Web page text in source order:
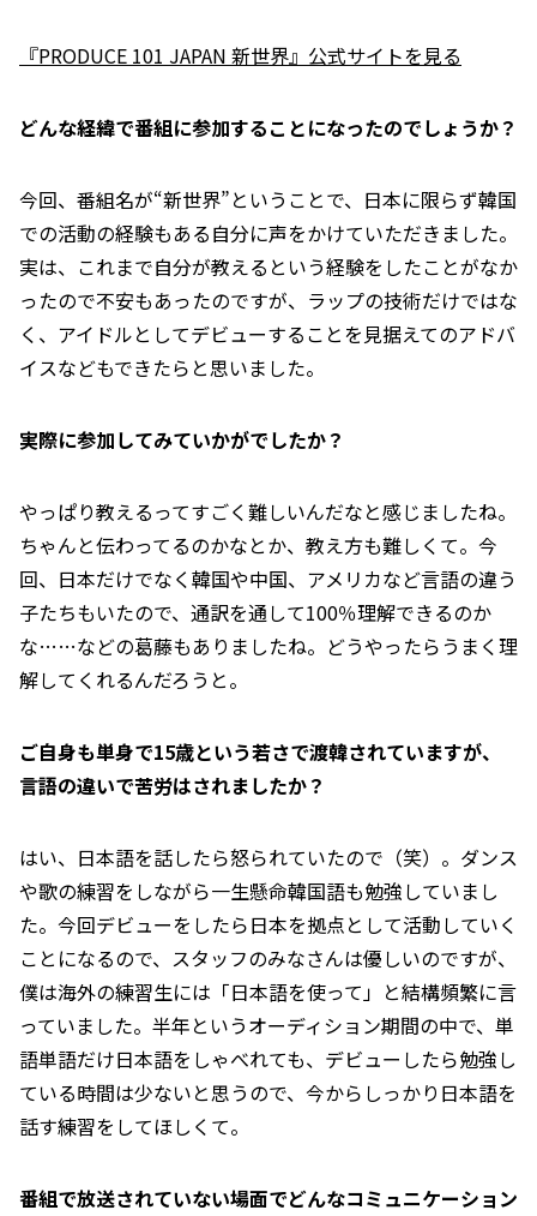
『PRODUCE 101 JAPAN 新世界』公式サイトを見る
――どんな経緯で番組に参加することになったのでしょうか？
今回、番組名が“新世界”ということで、日本に限らず韓国
での活動の経験もある自分に声をかけていただきました。
実は、これまで自分が教えるという経験をしたことがなか
ったので不安もあったのですが、ラップの技術だけではな
く、アイドルとしてデビューすることを見据えてのアドバ
イスなどもできたらと思いました。
――実際に参加してみていかがでしたか？
やっぱり教えるってすごく難しいんだなと感じましたね。
ちゃんと伝わってるのかなとか、教え方も難しくて。今
回、日本だけでなく韓国や中国、アメリカなど言語の違う
子たちもいたので、通訳を通して100％理解できるのか
な……などの葛藤もありましたね。どうやったらうまく理
解してくれるんだろうと。
――ご自身も単身で15歳という若さで渡韓されていますが、
言語の違いで苦労はされましたか？
はい、日本語を話したら怒られていたので（笑）。ダンス
や歌の練習をしながら一生懸命韓国語も勉強していまし
た。今回デビューをしたら日本を拠点として活動していく
ことになるので、スタッフのみなさんは優しいのですが、
僕は海外の練習生には「日本語を使って」と結構頻繁に言
っていました。半年というオーディション期間の中で、単
語単語だけ日本語をしゃべれても、デビューしたら勉強し
ている時間は少ないと思うので、今からしっかり日本語を
話す練習をしてほしくて。
――番組で放送されていない場面でどんなコミュニケーション